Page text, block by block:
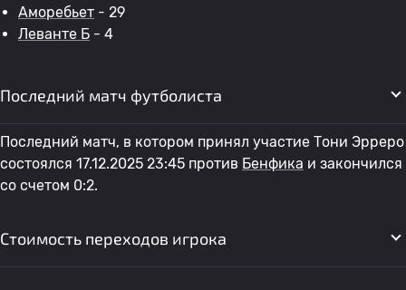
Аморебьет - 29
Леванте Б - 4
Последний матч футболиста
Последний матч, в котором принял участие Тони Эрреро
состоялся 17.12.2025 23:45 против Бенфика и закончился
со счетом 0:2.
Стоимость переходов игрока